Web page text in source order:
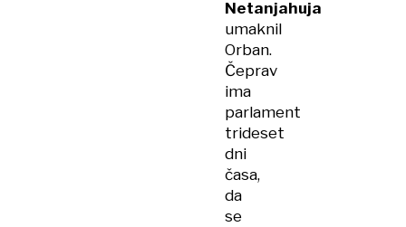
Netanjahuja
umaknil
Orban.
Čeprav
ima
parlament
trideset
dni
časa,
da
se